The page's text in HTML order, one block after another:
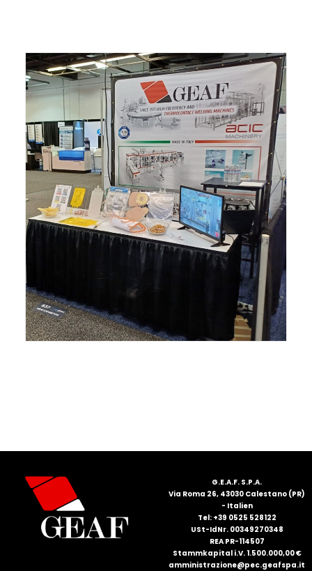
ENGLISH
G.E.A.F. S.P.A.
Via Roma 26, 43030 Calestano (PR)
- Italien
Tel: +39 0525 528122
USt-IdNr. 00349270348
REA PR-114507
Stammkapital i.V. 1.500.000,00 €
amministrazione@pec.geafspa.it